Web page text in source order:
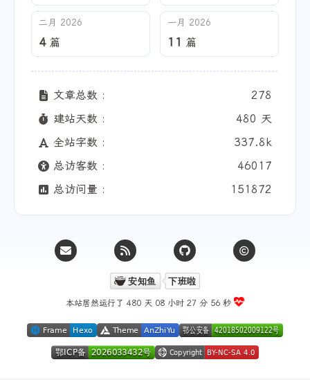
二月 2026
4 篇
一月 2026
11 篇
文章总数 :
278
建站天数 :
480 天
全站字数 :
337.8k
总访客数 :
46017
总访问量 :
151872
本站居然运行了 480 天 08 小时 27 分 56 秒